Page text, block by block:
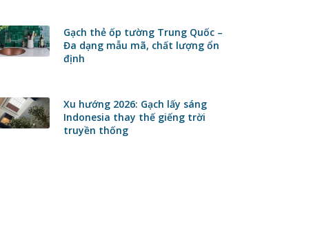
Gạch thẻ ốp tường Trung Quốc –
Đa dạng mẫu mã, chất lượng ổn
định
Xu hướng 2026: Gạch lấy sáng
Indonesia thay thế giếng trời
truyền thống